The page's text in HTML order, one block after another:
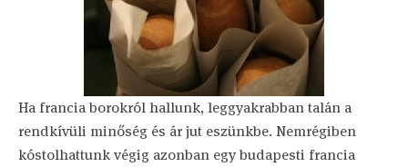
Ha francia borokról hallunk, leggyakrabban talán a
rendkívüli minőség és ár jut eszünkbe. Nemrégiben
kóstolhattunk végig azonban egy budapesti francia